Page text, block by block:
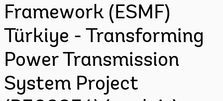
Framework (ESMF)
Türkiye - Transforming
Power Transmission
System Project